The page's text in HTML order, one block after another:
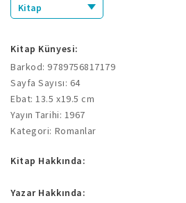
Kitap
Kitap Künyesi:
Barkod: 9789756817179
Sayfa Sayısı: 64
Ebat: 13.5 x19.5 cm
Yayın Tarihi: 1967
Kategori: Romanlar
Kitap Hakkında:
Yazar Hakkında: